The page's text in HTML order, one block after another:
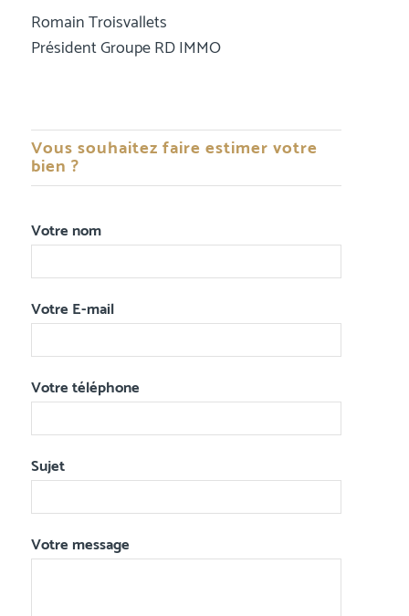
Romain Troisvallets
Président Groupe RD IMMO
Vous souhaitez faire estimer votre
bien ?
Votre nom
Votre E-mail
Votre téléphone
Sujet
Votre message